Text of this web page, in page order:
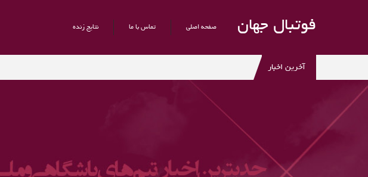
فوتبال جهان صفحه اصلی تماس با ما نتایج زنده
آخرین اخبار